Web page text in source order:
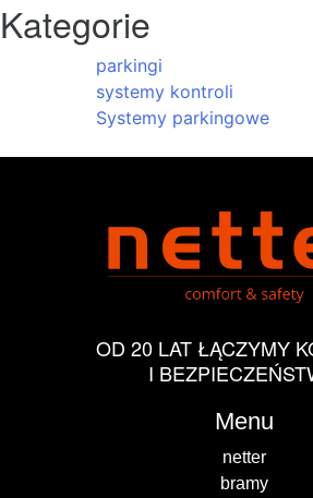
Kategorie
parkingi
systemy kontroli
Systemy parkingowe
OD 20 LAT ŁĄCZYMY
I
Menu
netter
bramy